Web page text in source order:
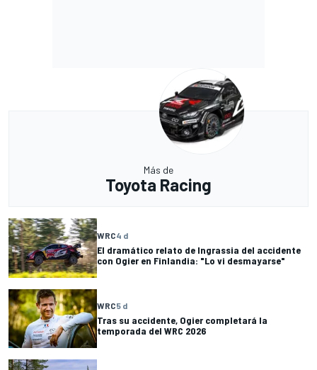
Más de
Toyota Racing
WRC4 d
El dramático relato de Ingrassia del accidente
con Ogier en Finlandia: "Lo vi desmayarse"
WRC5 d
Tras su accidente, Ogier completará la
temporada del WRC 2026